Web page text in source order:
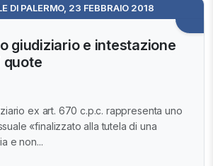
DI PALERMO, 23 FEBBRAIO 2018
giudiziario e intestazione
quote
ex art. 670 c.p.c. rappresenta uno
«finalizzato alla tutela di una
e non...